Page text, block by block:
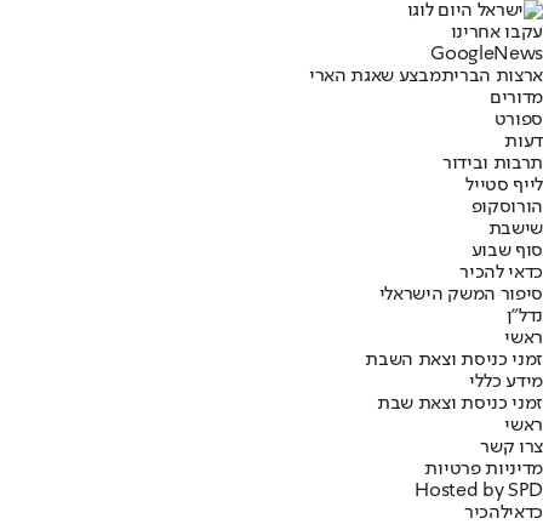
עקבו אחרינו
Googl eNews
ארצות הבריתמבצע שאגת הארי
מדורים
ספורט
דעות
תרבות ובידור
לייף סטייל
הורוסקופ
שישבת
סוף שבוע
כדאי להכיר
סיפור המשק הישראלי
נדל"ן
ראשי
זמני כניסת וצאת השבת
מידע כללי
זמני כניסת וצאת שבת
ראשי
צרו קשר
מדיניות פרטיות
Hosted by SPD
כדאילהכיר